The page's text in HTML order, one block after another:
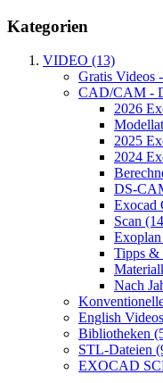
Kategorien
VIDEO (13)
Gratis Videos
CAD/CAM -
2026
2025
2024
DS-
Exocad
Scan
Tipps &
Nach
English
Bibliotheken
STL-Dateien
EXOCAD